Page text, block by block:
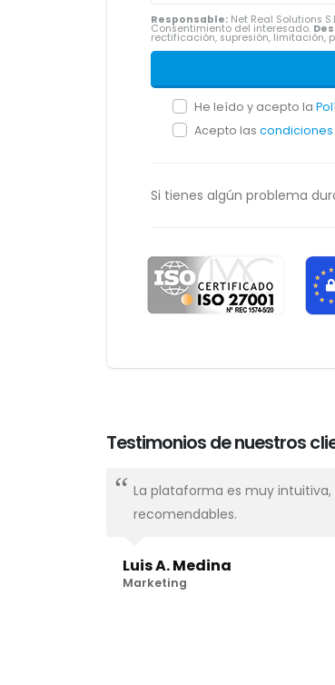
Responsable: Net Real Solutions
Consentimiento del interesado.
rectificación, supresión,
He leído y acepto la
Acepto las
Si tienes algún problema
Testimonios de nuestros
La plataforma es muy intuitiva,
recomendables.
Luis A. Medina
Marketing